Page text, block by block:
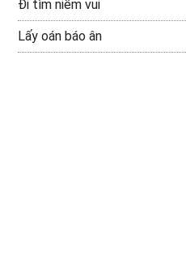
Đi tìm niềm vui
Lấy oán báo ân